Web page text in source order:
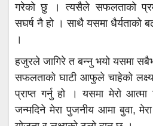
गरेको छु । त्यसैले सफलताको
सघर्ष नै हो । साथै यसमा धैर्यताको
।
हजुरले जागिरे त बन्नु भयो यसमा
सफलताको घाटी आफुले चाहेको लक्ष्य
प्राप्त गर्नु हो । यसमा मेरो आत्मा
जन्मदिने मेरा पुजनीय आमा बुवा,